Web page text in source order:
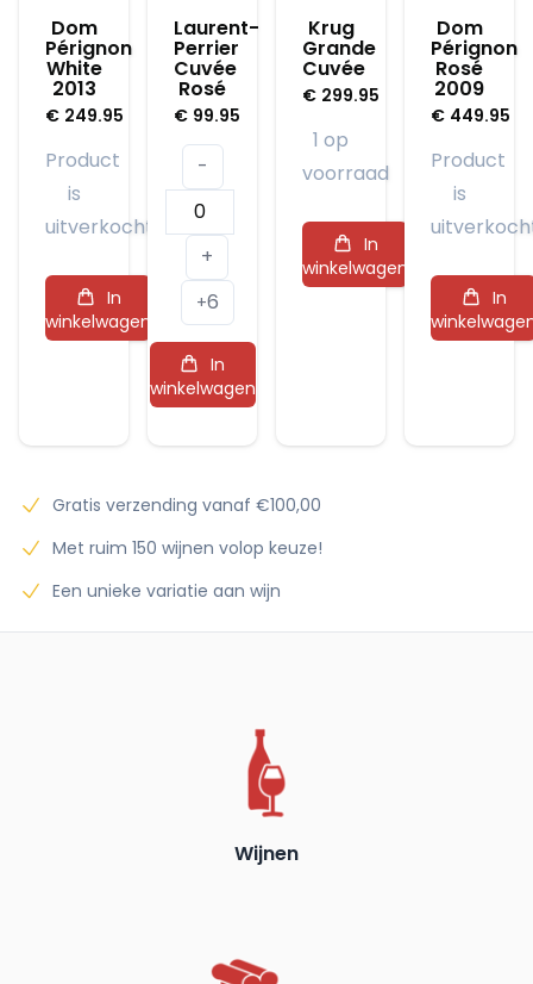
Dom
Pérignon
White
2013
€ 249.95
Product
is
uitverkocht
In
winkelwagen
Laurent-
Perrier
Cuvée
Rosé
€ 99.95
-
Laurent-
Perrier
Cuvée
Rosé
aantal
+
+6
In
winkelwagen
Krug
Grande
Cuvée
€ 299.95
1 op
voorraad
In
winkelwagen
Dom
Pérignon
Rosé
2009
€ 449.95
Product
is
In
Gratis verzending vanaf €100,00
Met ruim 150 wijnen volop keuze!
Een unieke variatie aan wijn
Wijnen